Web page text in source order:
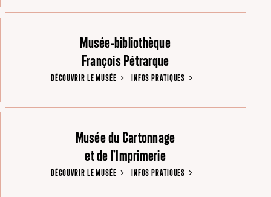
Musée-bibliothèque
François Pétrarque
DÉCOUVRIR LE MUSÉE INFOS PRATIQUES
Musée du Cartonnage
et de l’Imprimerie
DÉCOUVRIR LE MUSÉE INFOS PRATIQUES